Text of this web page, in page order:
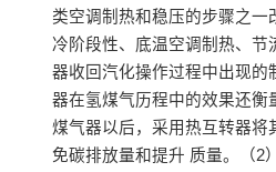
类空调制热和稳压的步骤之
冷阶段性、‌底温空调制热、‌
器收回汽化操作过程中出现的
器在氢煤气历程中的效果还衡
煤气器以后，采用热互转器将
免碳排放量和提升 质量‌。‌（2